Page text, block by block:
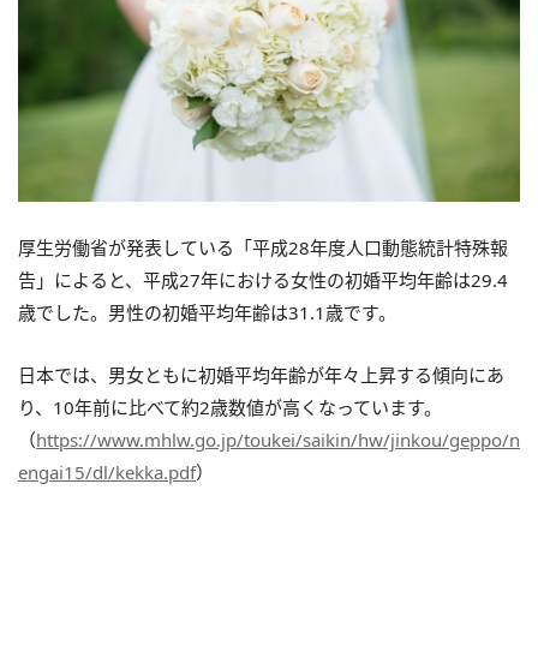
厚生労働省が発表している「平成28年度人口動態統計特殊報
告」によると、平成27年における女性の初婚平均年齢は29.4
歳でした。男性の初婚平均年齢は31.1歳です。
日本では、男女ともに初婚平均年齢が年々上昇する傾向にあ
り、10年前に比べて約2歳数値が高くなっています。
（https://www.mhlw.go.jp/toukei/saikin/hw/jinkou/geppo/n
engai15/dl/kekka.pdf）